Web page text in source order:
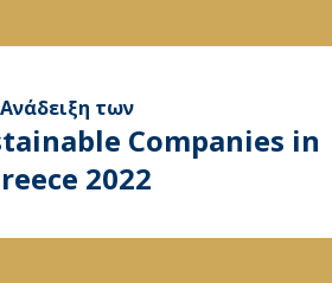
Ανάδειξη των
Companies in
2022